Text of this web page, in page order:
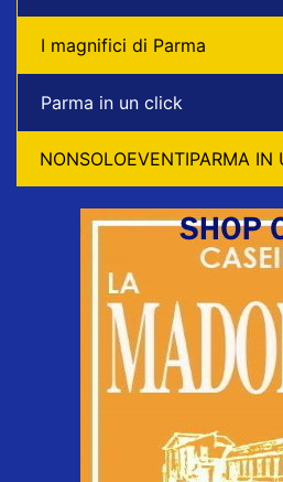
I magnifici di Parma
Parma in un click
NONSOLOEVENTIPARMA IN